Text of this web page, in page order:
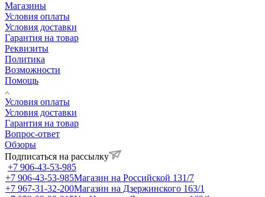
Магазины
Условия оплаты
Условия доставки
Гарантия на товар
Реквизиты
Политика
Возможности
Помощь
Условия оплаты
Условия доставки
Гарантия на товар
Вопрос-ответ
Обзоры
Подписаться на рассылку
+7 906-43-53-985
+7 906-43-53-985Магазин на Российской 131/7
+7 967-31-32-200Магазин на Дзержинского 163/1